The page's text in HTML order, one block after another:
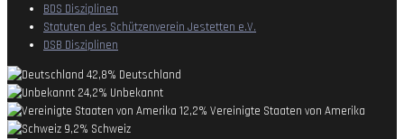
BDS Disziplinen
Statuten des Schützenverein Jestetten e.V.
DSB Disziplinen
42,8% Deutschland
24,2% Unbekannt
12,2% Vereinigte Staaten von Amerika
9,2% Schweiz